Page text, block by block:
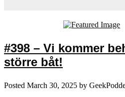
#398 – Vi kommer
större båt!
Posted March 30, 2025 by